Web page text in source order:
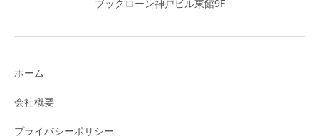
ブックローン神戸ビル東館9F
ホーム
会社概要
プライバシーポリシー